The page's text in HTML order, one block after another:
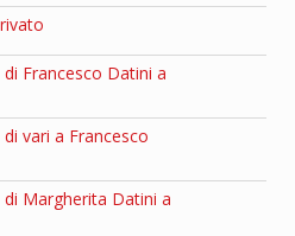
Francesco Datini a
vari a Francesco
Margherita Datini a